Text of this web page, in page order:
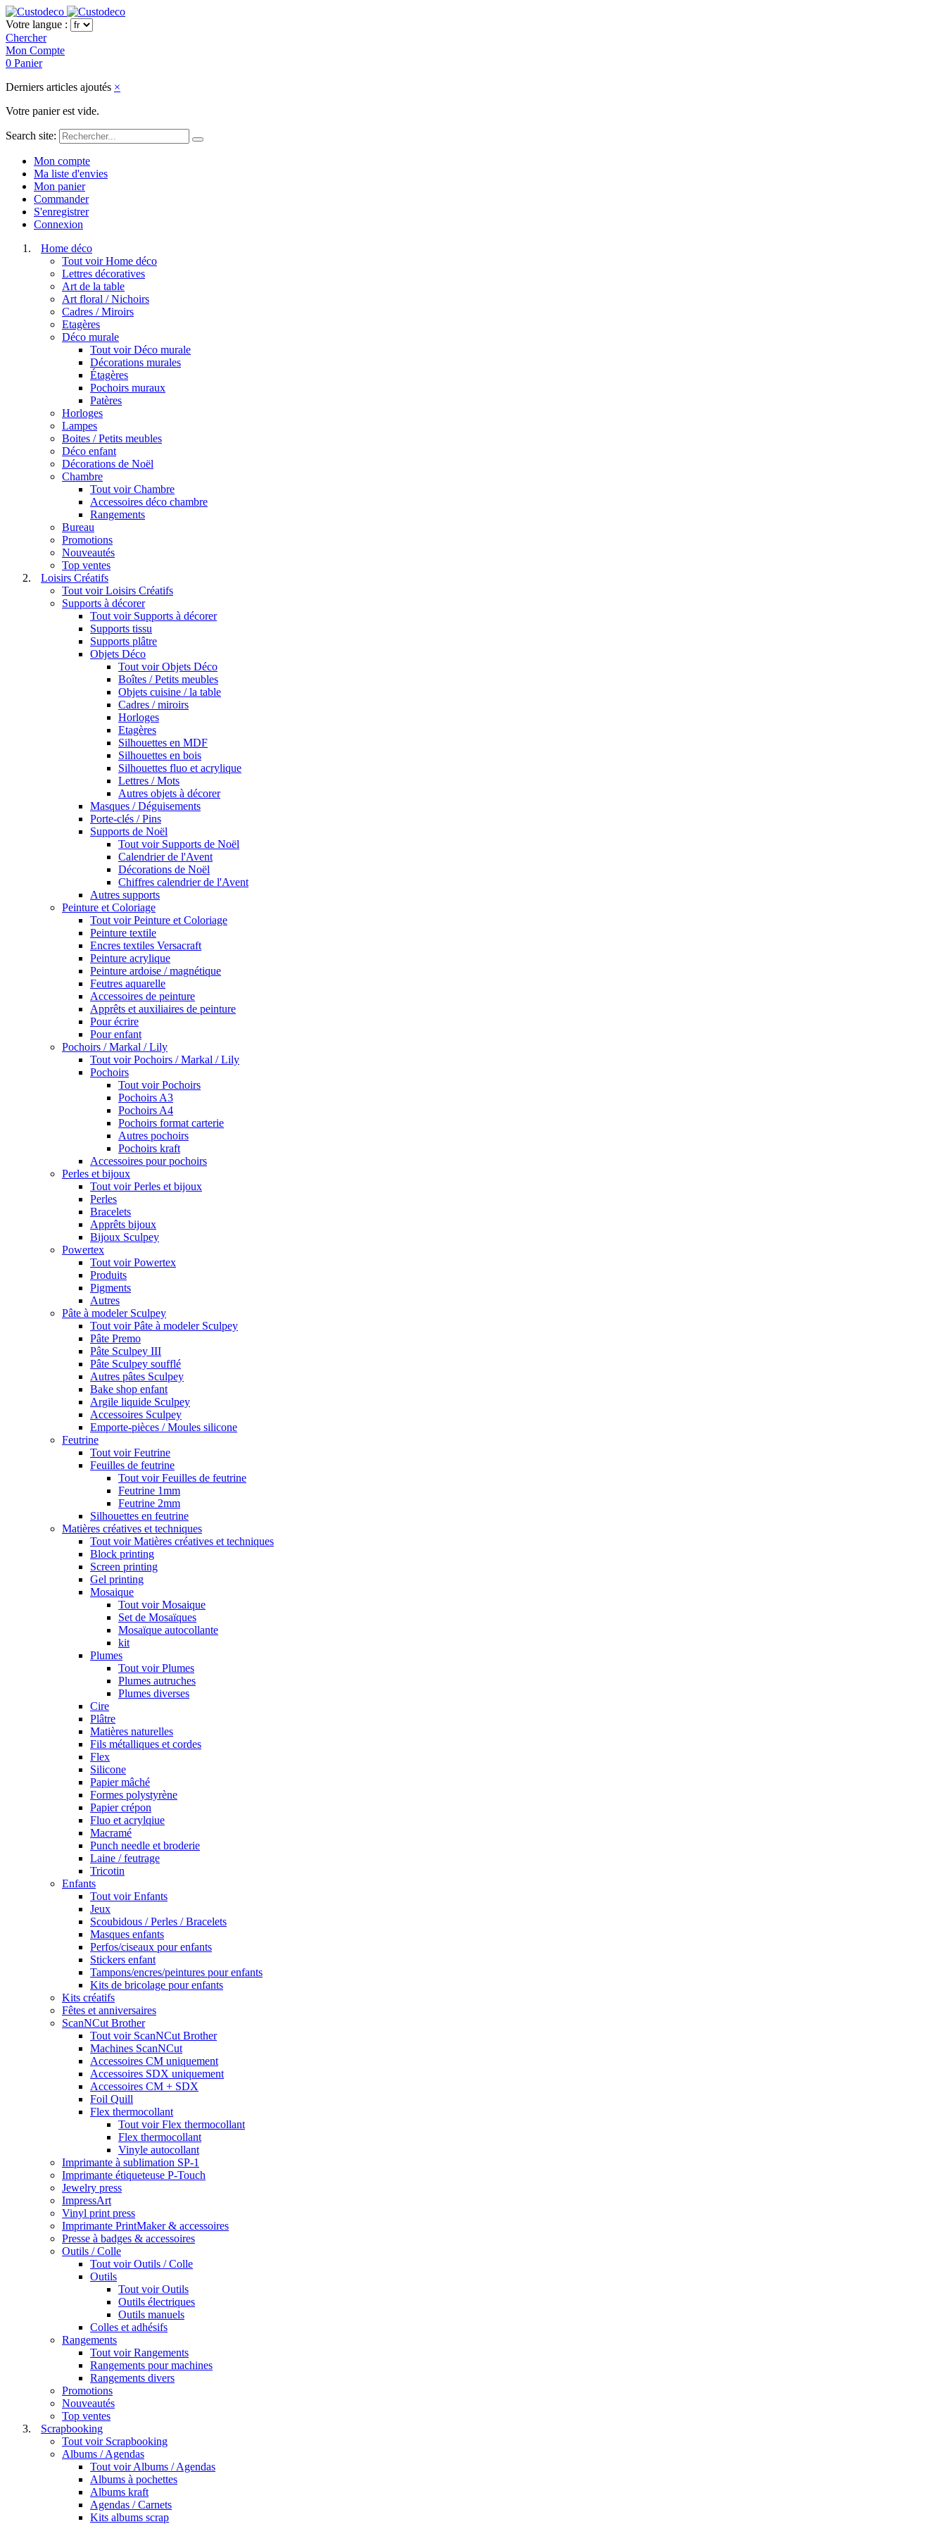
Votre langue :
Chercher
Mon Compte
0 Panier
Derniers articles ajoutés ×
Votre panier est vide.
Search site:
Mon compte
Ma liste d'envies
Mon panier
Commander
S'enregistrer
Connexion
Home déco
Tout voir Home déco
Lettres décoratives
Art de la table
Art floral / Nichoirs
Cadres / Miroirs
Etagères
Déco murale
Tout voir Déco murale
Décorations murales
Étagères
Pochoirs muraux
Patères
Horloges
Lampes
Boites / Petits meubles
Déco enfant
Décorations de Noël
Chambre
Tout voir Chambre
Accessoires déco chambre
Rangements
Bureau
Promotions
Nouveautés
Top ventes
Loisirs Créatifs
Tout voir Loisirs Créatifs
Supports à décorer
Tout voir Supports à décorer
Supports tissu
Supports plâtre
Objets Déco
Tout voir Objets Déco
Boîtes / Petits meubles
Objets cuisine / la table
Cadres / miroirs
Horloges
Etagères
Silhouettes en MDF
Silhouettes en bois
Silhouettes fluo et acrylique
Lettres / Mots
Autres objets à décorer
Masques / Déguisements
Porte-clés / Pins
Supports de Noël
Tout voir Supports de Noël
Calendrier de l'Avent
Décorations de Noël
Chiffres calendrier de l'Avent
Autres supports
Peinture et Coloriage
Tout voir Peinture et Coloriage
Peinture textile
Encres textiles Versacraft
Peinture acrylique
Peinture ardoise / magnétique
Feutres aquarelle
Accessoires de peinture
Apprêts et auxiliaires de peinture
Pour écrire
Pour enfant
Pochoirs / Markal / Lily
Tout voir Pochoirs / Markal / Lily
Pochoirs
Tout voir Pochoirs
Pochoirs A3
Pochoirs A4
Pochoirs format carterie
Autres pochoirs
Pochoirs kraft
Accessoires pour pochoirs
Perles et bijoux
Tout voir Perles et bijoux
Perles
Bracelets
Apprêts bijoux
Bijoux Sculpey
Powertex
Tout voir Powertex
Produits
Pigments
Autres
Pâte à modeler Sculpey
Tout voir Pâte à modeler Sculpey
Pâte Premo
Pâte Sculpey III
Pâte Sculpey soufflé
Autres pâtes Sculpey
Bake shop enfant
Argile liquide Sculpey
Accessoires Sculpey
Emporte-pièces / Moules silicone
Feutrine
Tout voir Feutrine
Feuilles de feutrine
Tout voir Feuilles de feutrine
Feutrine 1mm
Feutrine 2mm
Silhouettes en feutrine
Matières créatives et techniques
Tout voir Matières créatives et techniques
Block printing
Screen printing
Gel printing
Mosaique
Tout voir Mosaique
Set de Mosaïques
Mosaïque autocollante
kit
Plumes
Tout voir Plumes
Plumes autruches
Plumes diverses
Cire
Plâtre
Matières naturelles
Fils métalliques et cordes
Flex
Silicone
Papier mâché
Formes polystyrène
Papier crépon
Fluo et acrylqiue
Macramé
Punch needle et broderie
Laine / feutrage
Tricotin
Enfants
Tout voir Enfants
Jeux
Scoubidous / Perles / Bracelets
Masques enfants
Perfos/ciseaux pour enfants
Stickers enfant
Tampons/encres/peintures pour enfants
Kits de bricolage pour enfants
Kits créatifs
Fêtes et anniversaires
ScanNCut Brother
Tout voir ScanNCut Brother
Machines ScanNCut
Accessoires CM uniquement
Accessoires SDX uniquement
Accessoires CM + SDX
Foil Quill
Flex thermocollant
Tout voir Flex thermocollant
Flex thermocollant
Vinyle autocollant
Imprimante à sublimation SP-1
Imprimante étiqueteuse P-Touch
Jewelry press
ImpressArt
Vinyl print press
Imprimante PrintMaker & accessoires
Presse à badges & accessoires
Outils / Colle
Tout voir Outils / Colle
Outils
Tout voir Outils
Outils électriques
Outils manuels
Colles et adhésifs
Rangements
Tout voir Rangements
Rangements pour machines
Rangements divers
Promotions
Nouveautés
Top ventes
Scrapbooking
Tout voir Scrapbooking
Albums / Agendas
Tout voir Albums / Agendas
Albums à pochettes
Albums kraft
Agendas / Carnets
Kits albums scrap